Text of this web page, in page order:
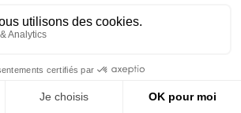
DE MUSIQUE
EARLY MUSIC